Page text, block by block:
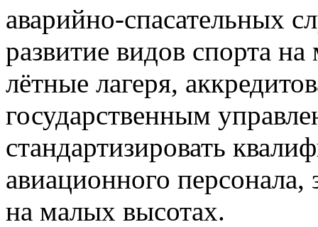
аварийно-спасательных
развитие видов спорта
лётные лагеря,
государственным
стандартизировать
авиационного
на малых высотах.